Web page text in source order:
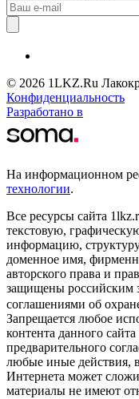
© 2026 1LKZ.Ru
Конфиденциальность
Разработано в
На информационном
технологии.
Все ресурсы сайта
текстовую,
информацию,
доменное имя,
авторского права и
защищены российским
соглашениями об
Запрещается любое
контента данного
предварительного
любые иные действия, в
Интернета может
материалы не имеют